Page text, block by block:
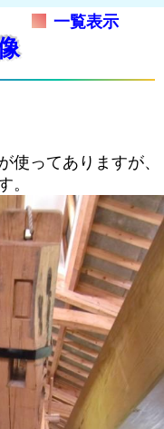
一覧表示
使ってありますが、
。